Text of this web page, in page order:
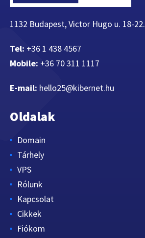
1132 Budapest, Victor Hugo u. 18-22.
Tel: +36 1 438 4567
Mobile: +36 70 311 1117
E-mail: hello25@kibernet.hu
Oldalak
Domain
Tárhely
VPS
Rólunk
Kapcsolat
Cikkek
Fiókom